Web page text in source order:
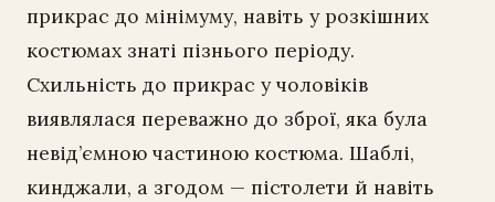
прикрас до мінімуму, навіть у розкішних
костюмах знаті пізнього періоду.
Схильність до прикрас у чоловіків
виявлялася переважно до зброї, яка була
невід’ємною частиною костюма. Шаблі,
кинджали, а згодом — пістолети й навіть